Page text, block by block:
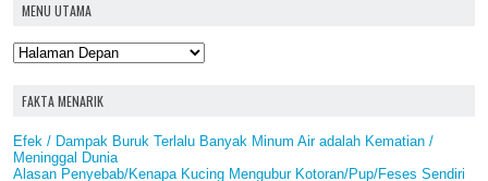
MENU UTAMA
FAKTA MENARIK
Efek / Dampak Buruk Terlalu Banyak Minum Air adalah Kematian /
Meninggal Dunia
Alasan Penyebab/Kenapa Kucing Mengubur Kotoran/Pup/Feses Sendiri